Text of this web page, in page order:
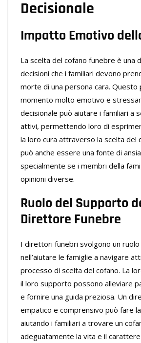
Decisionale
Impatto Emotivo
La scelta del cofano funebre è una
decisioni che i familiari devono
morte di una persona cara. Questo
momento molto emotivo e
decisionale può aiutare i familiari a
attivi, permettendo loro di
la loro cura attraverso la scelta del
può anche essere una fonte di
specialmente se i membri della
opinioni diverse.
Ruolo del Supporto
Direttore Funebre
I direttori funebri svolgono un ruolo
nell’aiutare le famiglie a navigare
processo di scelta del cofano. La
il loro supporto possono alleviare
e fornire una guida preziosa. Un
empatico e comprensivo può fare
aiutando i familiari a trovare un
adeguatamente la vita e il